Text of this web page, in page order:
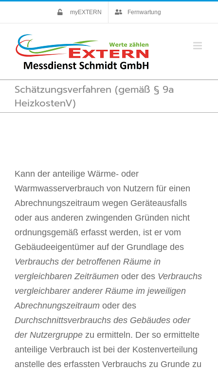
to
content
myEXTERN Fernwartung
Schätzungsverfahren (gemäß § 9a
HeizkostenV)
Kann der anteilige Wärme- oder
Warmwasserverbrauch von Nutzern für einen
Abrechnungszeitraum wegen Geräteausfalls
oder aus anderen zwingenden Gründen nicht
ordnungsgemäß erfasst werden, ist er vom
Gebäudeeigentümer auf der Grundlage des
Verbrauchs der betroffenen Räume in
vergleichbaren Zeiträumen oder des Verbrauchs
vergleichbarer anderer Räume im jeweiligen
Abrechnungszeitraum oder des
Durchschnittsverbrauchs des Gebäudes oder
der Nutzergruppe zu ermitteln. Der so ermittelte
anteilige Verbrauch ist bei der Kostenverteilung
anstelle des erfassten Verbrauchs zu Grunde zu